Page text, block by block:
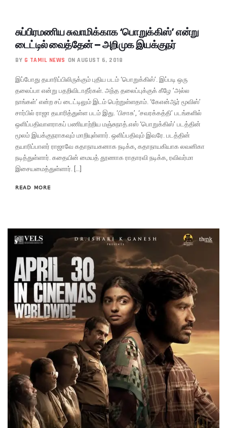
சுப்பிரமணிய சுவாமிக்காக ‘பொறுக்கிஸ்’ என்று
டைட்டில் வைத்தேன் – அறிமுக இயக்குநர்
BY G TAMIL NEWS ON AUGUST 6, 2018
இப்போது தயாரிப்பிலிருக்கும் புதிய படம் ‘பொறுக்கிஸ்’. இப்படி ஒரு
தலைப்பா என்று பதறிவிடாதீர்கள். அந்த தலைப்புக்குக் கீழே ’அல்ல
நாங்கள்’ என்ற சப் டைட்டிலும் இடம் பெற்றுள்ளதாம். ‘கேஎன்ஆர் மூவிஸ்’
சார்பில் ராஜா தயாரித்துள்ள படம் இது. ‘பிசாசு’, ‘சவரக்கத்தி’ படங்களில்
ஒளிப்பதிவாளராகப் பணியாற்றிய மஞ்சுநாத்.எஸ் ‘பொறுக்கிஸ்’ படத்தின்
மூலம் இயக்குநராகவும் மாறியுள்ளார். ஒளிப்பதிவும் இவரே. படத்தின்
தயாரிப்பாளர் ராஜாவே கதாநாயகனாக நடிக்க, கதாநாயகியாக லவனிகா
நடித்துள்ளார். கதையின் மையத் தூணாக ராதாரவி நடிக்க, ரவிவர்மா
இசையமைத்துள்ளார். […]
READ MORE